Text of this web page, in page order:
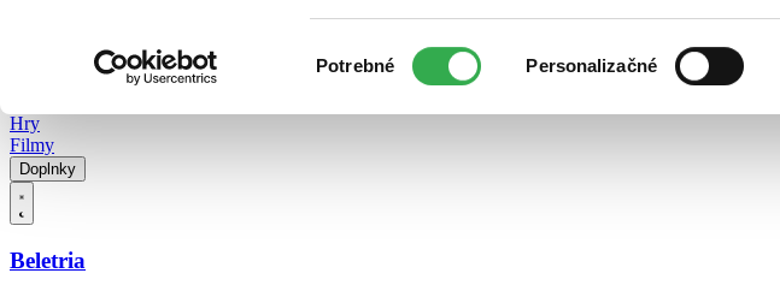
súhlasu
Potrebné Personalizačné
Hry
Filmy
Doplnky
Beletria